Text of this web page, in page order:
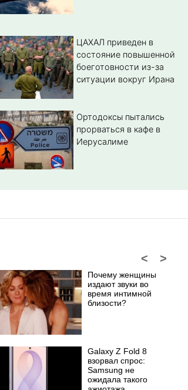
ЦАХАЛ приведен в
состояние повышенной
боеготовности из-за
ситуации вокруг Ирана
Ортодоксы пытались
прорваться в кафе в
Иерусалиме
>
<
Почему женщины
издают звуки во
время интимной
близости?
Galaxy Z Fold 8
взорвал спрос:
Samsung не
ожидала такого